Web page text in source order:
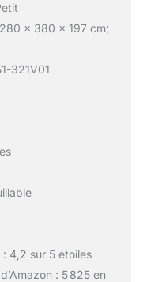
x 380 x 197 cm;
321V01
4,2 sur 5 étoiles
: 5 825 en